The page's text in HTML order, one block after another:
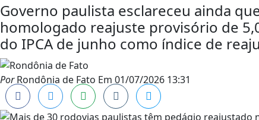
Governo paulista esclareceu ainda
homologado reajuste provisório de
do IPCA de junho como índice de
PorRondônia de Fato Em 01/07/2026 13:31